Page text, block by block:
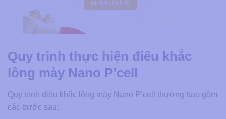
Quy trình thực hiện điêu khắc
lông mày Nano P’cell
Quy trình điêu khắc lông mày Nano P’cell thường bao gồm
các bước sau: